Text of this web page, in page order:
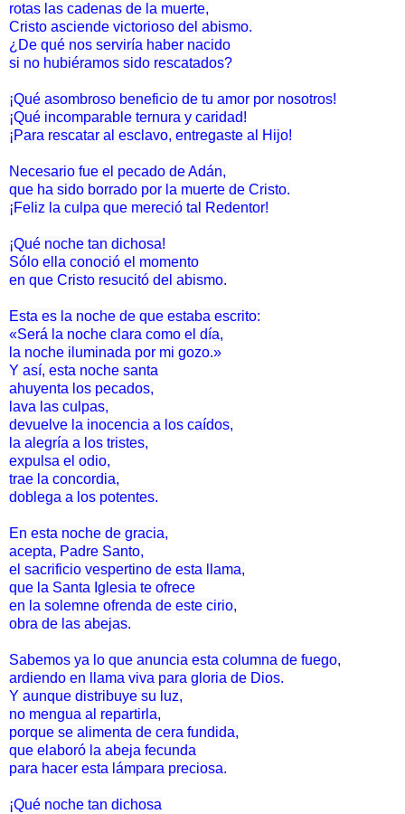
rotas las cadenas de la muerte,
Cristo asciende victorioso del abismo.
¿De qué nos serviría haber nacido
si no hubiéramos sido rescatados?
¡Qué asombroso beneficio de tu amor por nosotros!
¡Qué incomparable ternura y caridad!
¡Para rescatar al esclavo, entregaste al Hijo!
Necesario fue el pecado de Adán,
que ha sido borrado por la muerte de Cristo.
¡Feliz la culpa que mereció tal Redentor!
¡Qué noche tan dichosa!
Sólo ella conoció el momento
en que Cristo resucitó del abismo.
Esta es la noche de que estaba escrito:
«Será la noche clara como el día,
la noche iluminada por mi gozo.»
Y así, esta noche santa
ahuyenta los pecados,
lava las culpas,
devuelve la inocencia a los caídos,
la alegría a los tristes,
expulsa el odio,
trae la concordia,
doblega a los potentes.
En esta noche de gracia,
acepta, Padre Santo,
el sacrificio vespertino de esta llama,
que la Santa Iglesia te ofrece
en la solemne ofrenda de este cirio,
obra de las abejas.
Sabemos ya lo que anuncia esta columna de fuego,
ardiendo en llama viva para gloria de Dios.
Y aunque distribuye su luz,
no mengua al repartirla,
porque se alimenta de cera fundida,
que elaboró la abeja fecunda
para hacer esta lámpara preciosa.
¡Qué noche tan dichosa